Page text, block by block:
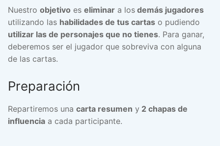
Nuestro objetivo es eliminar a los demás jugadores
utilizando las habilidades de tus cartas o pudiendo
utilizar las de personajes que no tienes. Para ganar,
deberemos ser el jugador que sobreviva con alguna
de las cartas.
Preparación
Repartiremos una carta resumen y 2 chapas de
influencia a cada participante.